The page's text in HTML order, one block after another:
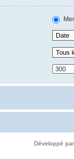
Développé par